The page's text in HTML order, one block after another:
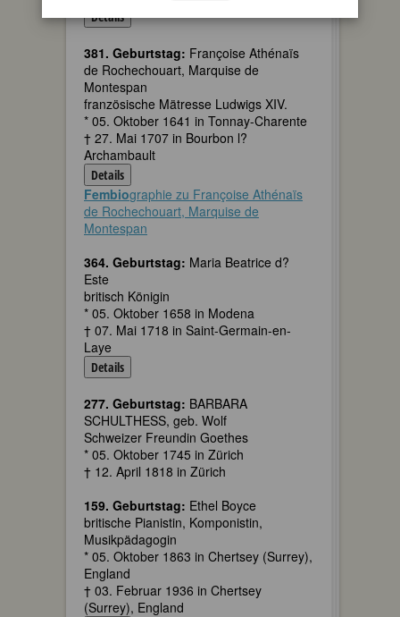
Details
381. Geburtstag: Françoise Athénaïs
de Rochechouart, Marquise de
Montespan
französische Mätresse Ludwigs XIV.
* 05. Oktober 1641 in Tonnay-Charente
† 27. Mai 1707 in Bourbon l?
Archambault
Details
Fembiographie zu Françoise Athénaïs
de Rochechouart, Marquise de
Montespan
364. Geburtstag: Maria Beatrice d?
Este
britisch Königin
* 05. Oktober 1658 in Modena
† 07. Mai 1718 in Saint-Germain-en-
Laye
Details
277. Geburtstag: BARBARA
SCHULTHESS, geb. Wolf
Schweizer Freundin Goethes
* 05. Oktober 1745 in Zürich
† 12. April 1818 in Zürich
159. Geburtstag: Ethel Boyce
britische Pianistin, Komponistin,
Musikpädagogin
* 05. Oktober 1863 in Chertsey (Surrey),
England
† 03. Februar 1936 in Chertsey
(Surrey), England